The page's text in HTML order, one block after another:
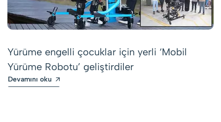
Yürüme engelli çocuklar için yerli ‘Mobil
Yürüme Robotu’ geliştirdiler
Devamını oku